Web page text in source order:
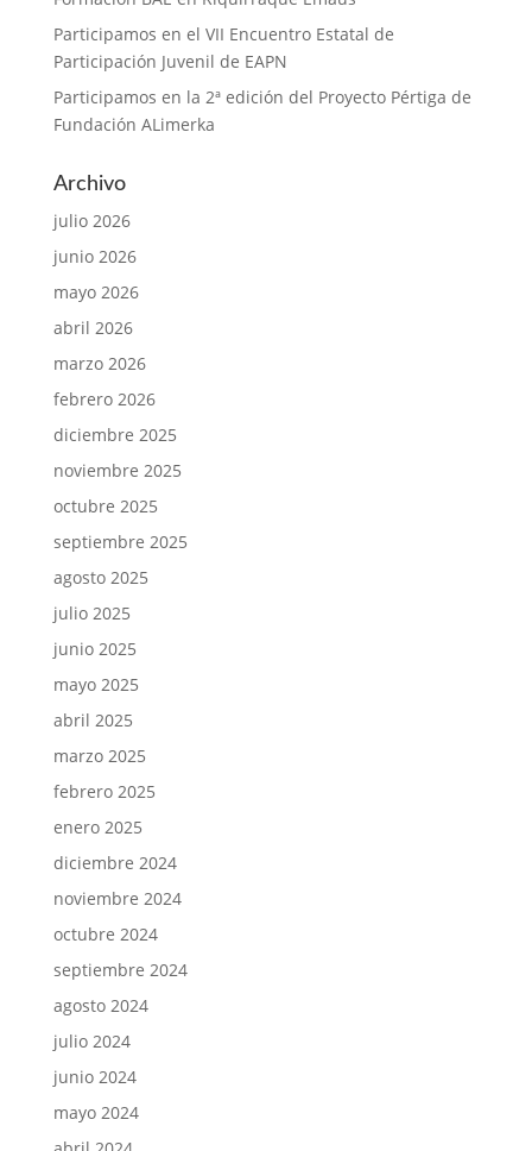
Participamos en el VII Encuentro Estatal de
Participación Juvenil de EAPN
Participamos en la 2ª edición del Proyecto Pértiga de
Fundación ALimerka
Archivo
julio 2026
junio 2026
mayo 2026
abril 2026
marzo 2026
febrero 2026
diciembre 2025
noviembre 2025
octubre 2025
septiembre 2025
agosto 2025
julio 2025
junio 2025
mayo 2025
abril 2025
marzo 2025
febrero 2025
enero 2025
diciembre 2024
noviembre 2024
octubre 2024
septiembre 2024
agosto 2024
julio 2024
junio 2024
mayo 2024